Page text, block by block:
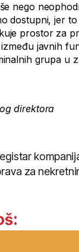
nego
dostupni, jer
prostor za
javnih
grupa u
direktora
za